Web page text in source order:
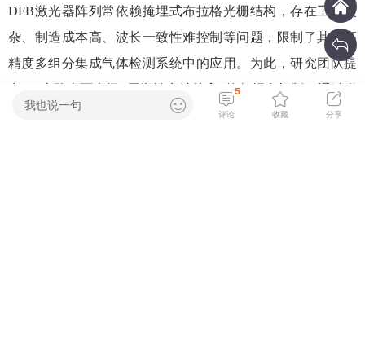
DFB激光器阵列常依赖掩埋式布拉格光栅结构，存在工艺复
杂、制造成本高、波长一致性难控制等问题，限制了其在高
精度多组分集成气体检测系统中的应用。为此，研究团队提
出了“高阶表面光栅+周期性电流注入”的复耦合机制，通过脊
波导表面的高阶光栅实现有效折射率调制，采用分段式P型电
我也说一句
评论
5
收藏 分享